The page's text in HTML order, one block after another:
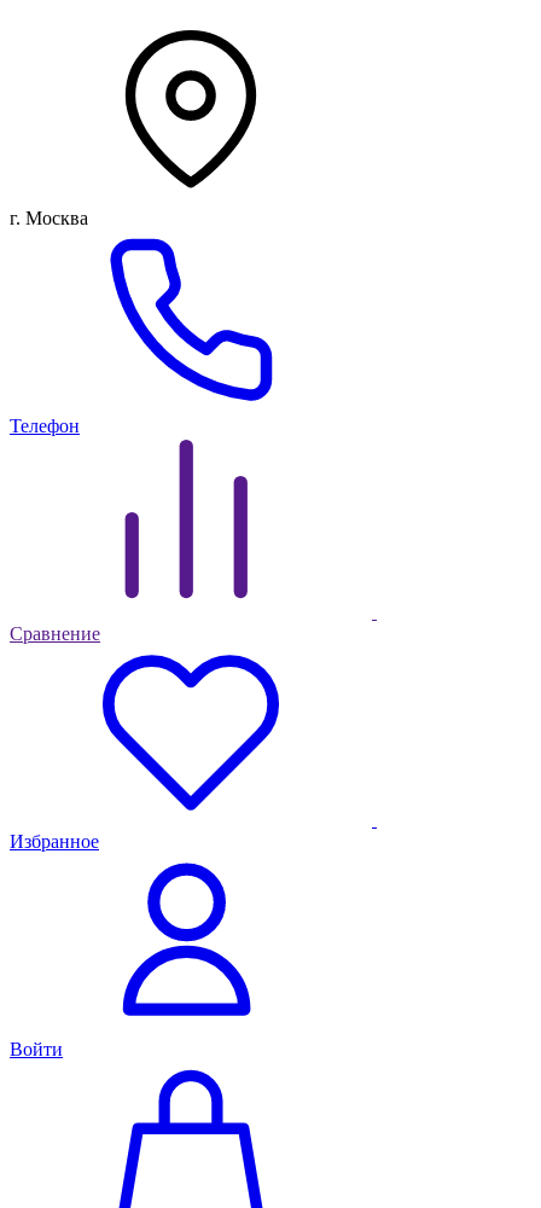
г. Москва
Телефон
Сравнение
Избранное
Войти